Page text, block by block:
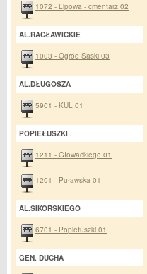
1072 - Lipowa - cmentarz 02
AL.RACŁAWICKIE
1003 - Ogród Saski 03
AL.DŁUGOSZA
5901 - KUL 01
POPIEŁUSZKI
1211 - Głowackiego 01
1201 - Puławska 01
AL.SIKORSKIEGO
6701 - Popiełuszki 01
GEN. DUCHA